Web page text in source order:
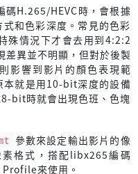
H.265/HEVC時，會根據
和色彩深度。常見的色彩
殊情況下才會去用到4:2:2
異並不明顯，但對於後製
影響到影片的顏色表現範
本就是用10-bit深度的設備
bit時就會出現色班、色塊
參數來設定輸出影片的像
格式，搭配libx265編碼
來使用。